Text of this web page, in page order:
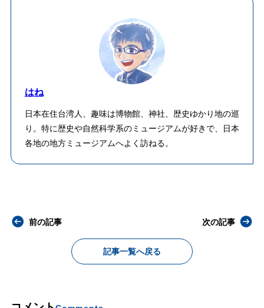
はね
日本在住台湾人、趣味は博物館、神社、歴史ゆかり地の巡
り。特に歴史や自然科学系のミュージアムが好きで、日本
各地の地方ミュージアムへよく訪ねる。
前の記事
記事一覧へ戻る
次の記事